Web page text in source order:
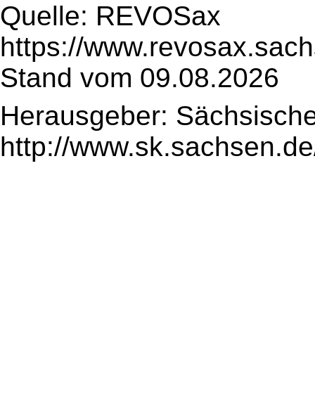
Quelle: REVOSax
https://
Stand vom 09.08.2026
Herausgeber:
http://